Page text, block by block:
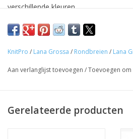
verschillende kleuren.
De verpakking bevatten
40cm.
KnitPro / Lana Grossa / Rondbreien / Lana
Aan verlanglijst toevoegen /Toevoegen
Gerelateerde producten